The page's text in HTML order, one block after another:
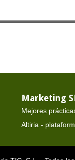
Marketing
Mejores
Altiria -